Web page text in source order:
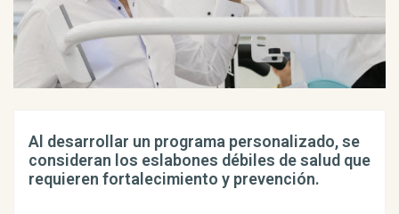
Al desarrollar un programa personalizado, se
consideran los eslabones débiles de salud que
requieren fortalecimiento y prevención.